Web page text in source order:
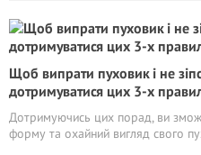
Щоб випрати пуховик і не
дотримуватися цих 3-х
Дотримуючись цих порад, ви
форму та охайний вигляд свого